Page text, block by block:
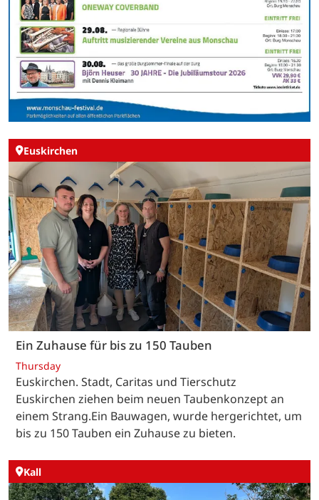
Euskirchen
Ein Zuhause für bis zu 150 Tauben
Thursday
Euskirchen. Stadt, Caritas und Tierschutz
Euskirchen ziehen beim neuen Taubenkonzept an
einem Strang.Ein Bauwagen, wurde hergerichtet, um
bis zu 150 Tauben ein Zuhause zu bieten.
Kall